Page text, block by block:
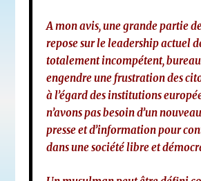
A mon avis, une grande partie
repose sur le leadership actuel
totalement incompétent,
engendre une frustration des
à l’égard des institutions
n’avons pas besoin d’un
presse et d’information pour
dans une société libre et